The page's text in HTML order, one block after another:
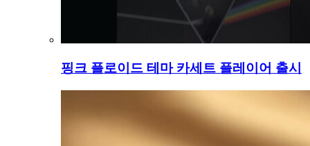
핑크 플로이드 테마 카세트 플레이어 출시